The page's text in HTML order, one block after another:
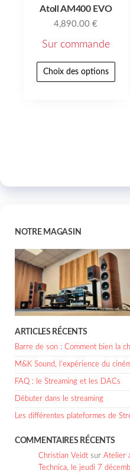
Atoll AM400 EVO
4,890.00€
Sur commande
Choix des options
NOTRE MAGASIN
ARTICLES RÉCENTS
Barre de son : Comment bien la
M&K Sound, l’expérience du
FAQ : le Streaming et les DACs
Débuter dans le streaming
Les différentes plateformes de
COMMENTAIRES RÉCENTS
Christian Veidt sur Atelier
Technica, le jeudi 7